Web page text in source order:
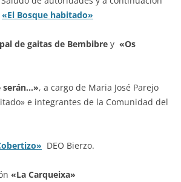
«El Bosque habitado»
de gaitas de Bembibre y «Os
serán…», a cargo de Maria José Parejo
e integrantes de la Comunidad del
DEO Bierzo.
«La Carqueixa»